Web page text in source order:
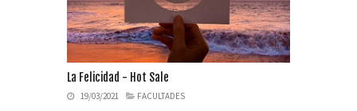
La Felicidad - Hot Sale
19/03/2021 FACULTADES